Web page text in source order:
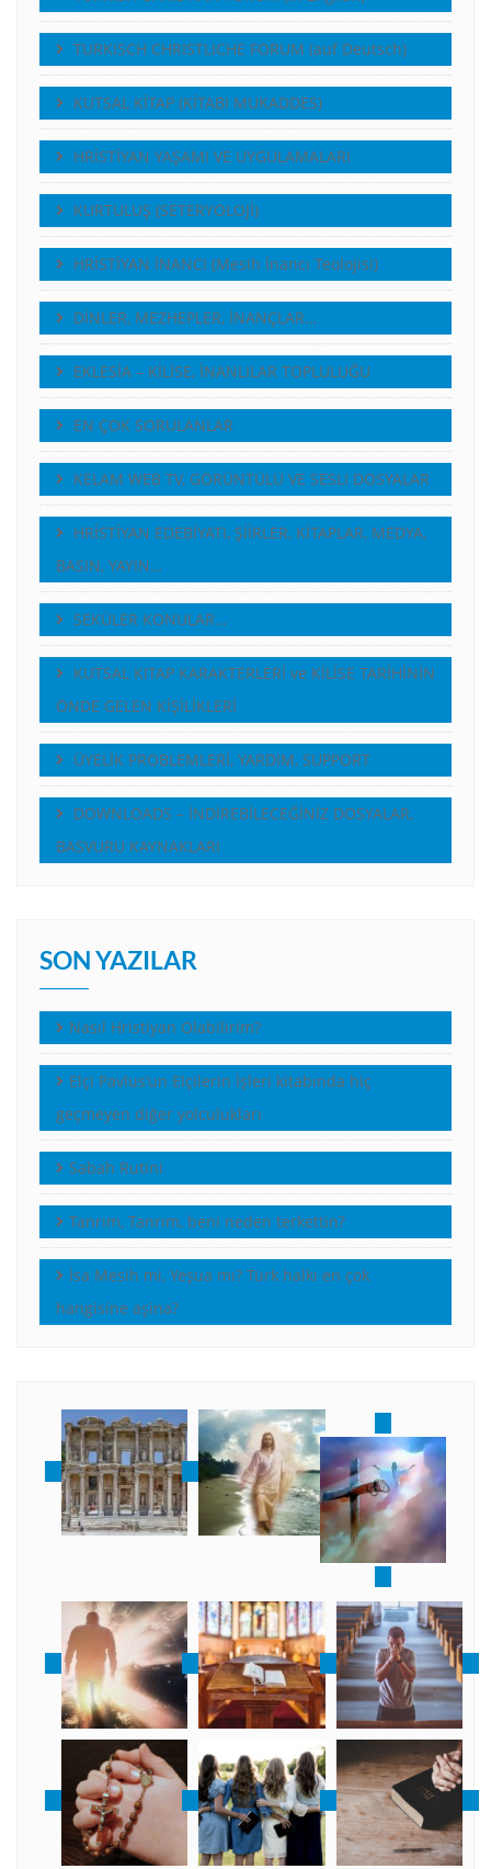
TURKISCH CHRISTLICHE FORUM (auf Deutsch)
KUTSAL KİTAP (KİTABI MUKADDES)
HRİSTİYAN YAŞAMI VE UYGULAMALARI
KURTULUŞ (SETERYOLOJİ)
HRİSTİYAN İNANCI (Mesih İnancı Teolojisi)
DİNLER, MEZHEPLER, İNANÇLAR…
EKLESİA – KİLİSE, İNANLILAR TOPLULUĞU
EN ÇOK SORULANLAR
KELAM WEB TV, GÖRÜNTÜLÜ VE SESLI DOSYALAR
HRİSTİYAN EDEBİYATI, ŞİİRLER, KİTAPLAR, MEDYA,
BASIN, YAYIN…
SEKÜLER KONULAR…
KUTSAL KITAP KARAKTERLERİ ve KİLİSE TARİHİNİN
ÖNDE GELEN KİŞİLİKLERİ
ÜYELİK PROBLEMLERİ, YARDIM, SUPPORT
DOWNLOADS – İNDİREBİLECEĞİNİZ DOSYALAR,
BASVURU KAYNAKLARI
SON YAZILAR
Nasıl Hristiyan Olabilirim?
Elçi Pavlus’un Elçilerin İşleri kitabında hiç
geçmeyen diğer yolculukları
Sabah Rutini
Tanrım, Tanrım, beni neden terkettin?
İsa Mesih mi, Yeşua mı? Türk halkı en çok
hangisine aşina?